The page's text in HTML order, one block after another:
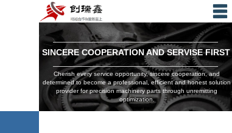
Cherish every service opportunity, sincere cooperation, and
determined to become a professional, efficient and honest solution
provider for precision machinery parts through unremitting
optimization.
SINCERE COOPERATION AND SERVISE FIRST